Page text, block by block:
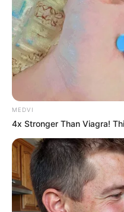
રહેલા
2 weeks
ગનનો
ગાંધીએ
કેનેડામાં
2 weeks
પેપર લીક
વર્ષની જેલ
2 weeks
MEDVI
4x Stronger Than Viagra!